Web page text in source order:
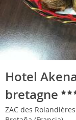
Hotel
bretagne
ZAC des